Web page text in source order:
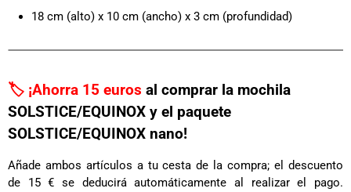
18 cm (alto) x 10 cm (ancho) x 3 cm (profundidad)
🏷️ ¡Ahorra 15 euros al comprar la mochila
SOLSTICE/EQUINOX y el paquete
SOLSTICE/EQUINOX nano!
Añade ambos artículos a tu cesta de la compra; el descuento
de 15 € se deducirá automáticamente al realizar el pago.